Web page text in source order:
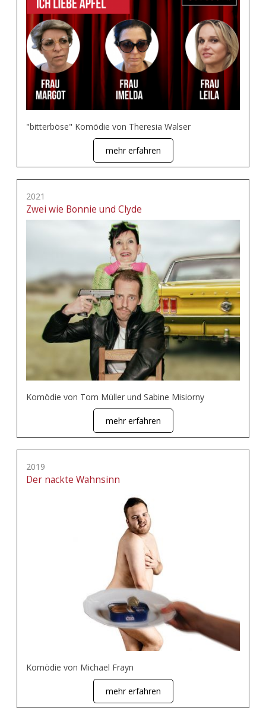
"bitterböse" Komödie von Theresia Walser
mehr erfahren
2021
Zwei wie Bonnie und Clyde
Komödie von Tom Müller und Sabine Misiorny
mehr erfahren
2019
Der nackte Wahnsinn
Komödie von Michael Frayn
mehr erfahren